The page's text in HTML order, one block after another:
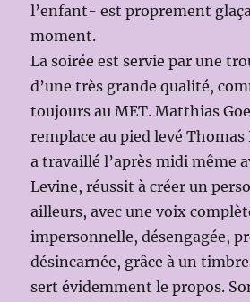
l’enfant- est proprement
moment.
La soirée est servie par une
d’une très grande qualité,
toujours au MET. Matthias
remplace au pied levé
a travaillé l’après midi même
Levine, réussit à créer un
ailleurs, avec une voix
impersonnelle, désengagée,
désincarnée, grâce à un
sert évidemment le propos.